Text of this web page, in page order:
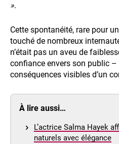
».
Cette spontanéité, rare pour
touché de nombreux
n’était pas un aveu de
confiance envers son public –
conséquences visibles d’un
À lire aussi…
L’actrice Salma Hayek
naturels avec élégance